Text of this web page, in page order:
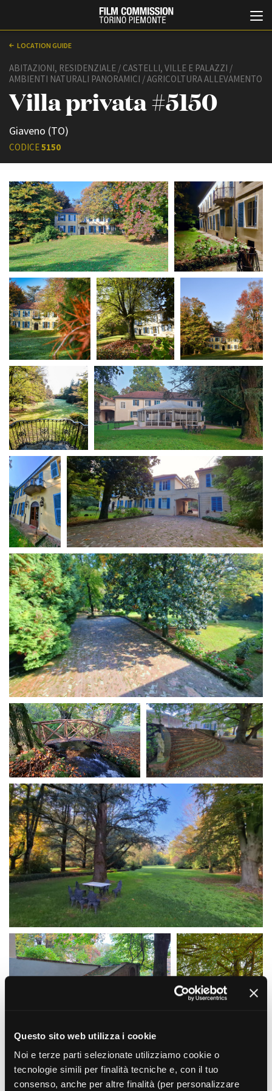
Questo sito web utilizza i cookie
Noi e terze parti selezionate utilizziamo cookie o
tecnologie simili per finalità tecniche e, con il tuo
consenso, anche per altre finalità (per personalizzare
ABOUT
Chi siamo
Storia della Fondazione
Contatti
La sede
Partner
Rete regionale
Bilancio sociale
Amministrazione
trasparente
Bandi e gare
Sostenibilità ambientale
SERVIZI
Servizi generali
Location scouting
Spazi nella sede FCTP
Sala Casting
Sala Paolo Tenna
FILM FUNDS
Piemonte Film Tv Fund
Piemonte Film Tv
Development Fund
Piemonte Doc Film Fund
Short Film Fund
PRODUCTION GUIDE
Società di produzione
Strutture di servizio
Professionisti
Attrici-Attori
Beginners
LOCATION GUIDE
FILM DATABASE
BOOK DATABASE
NEWS
CASTING
EVENTI, SPECIALI
Anteprime in Piemonte
TFI Torino Film Industry -
Production Days
Avenue Cove - Erasmus +
Guarda che storia!
La Grazia - Immagini e
location della Torino di Paolo
Sorrentino
Open Day
Ciak in TOur!
FESTIVAL, MARKETS,
AWARDS
International Film Festival
Rotterdam
Berlinale Internationalen
Filmfestspiele Berlin
Festival de Cannes
Biografilm Festival - Bio to B
Industry Days
Locarno Film Festival
Mostra Internazionale d’Arte
Cinematografica Venezia
Toronto International Film
Festival
Festa del Cinema di Roma
Torino Film Festival
David di Donatello
Nastri d’Argento
Premio Solinas
STRUMENTI
Location - Accedi al tuo
profilo
Location - Nuovo utente
Newsletter
Lavora con noi
Stage - Tirocini - Scuola e
Lavoro
Elenco Operatori Economici
per affidamento lavori in
economia
Amministrazione trasparente
Bandi e gare
Privacy
Cookie policy
Whistleblowing
Credits
LOCATION GUIDE
ABITAZIONI, RESIDENZIALE / CASTELLI, VILLE E PALAZZI /
AMBIENTI NATURALI PANORAMICI / AGRICOLTURA ALLEVAMENTO
Villa privata #5150
Giaveno (TO)
CODICE5150